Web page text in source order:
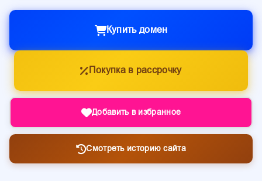
Купить домен
Покупка в рассрочку
Добавить в избранное
Смотреть историю сайта